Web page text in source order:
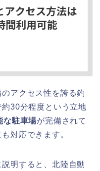
アクセス性を誇る釣
30分程度という立地
な駐車場が完備されて
対応できます。
明すると、北陸自動